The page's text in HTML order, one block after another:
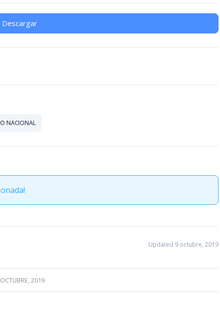
Descargar
NACIONAL
Updated 9 octubre, 2019
2019